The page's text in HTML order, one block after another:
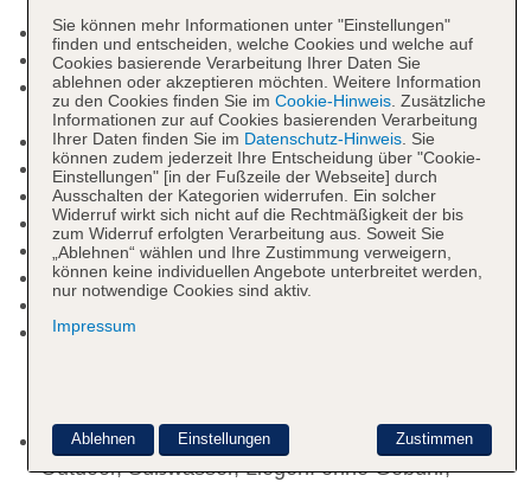
Check-in Zeit ab 15:00 Uhr
Check-out Zeit bis 12:00 Uhr
Late Check-out: gegen Gebühr, Anfrage
notwendig
Hoteleröffnung: 2005
Letzte Komplettrenovierung: 2005
Rezeption: Sprachen: deutsch, englisch, spanisch
Gästebetreuung
Lift
Gartenanlage, Sonnenterrasse
Pool „Piscina Vulcano“: ohne Gebühr, Outdoor,
Kinderpool „Piscina Infantil“: ohne Gebühr,
Outdoor, Süßwasser, Liegen: ohne Gebühr,
Sie können mehr Informationen unter "Einstellungen"
finden und entscheiden, welche Cookies und welche auf
Cookies basierende Verarbeitung Ihrer Daten Sie
ablehnen oder akzeptieren möchten. Weitere Information
zu den Cookies finden Sie im Cookie-Hinweis. Zusätzliche
Informationen zur auf Cookies basierenden Verarbeitung
Ihrer Daten finden Sie im Datenschutz-Hinweis. Sie
können zudem jederzeit Ihre Entscheidung über "Cookie-
Einstellungen" [in der Fußzeile der Webseite] durch
Ausschalten der Kategorien widerrufen. Ein solcher
Widerruf wirkt sich nicht auf die Rechtmäßigkeit der bis
zum Widerruf erfolgten Verarbeitung aus. Soweit Sie
„Ablehnen“ wählen und Ihre Zustimmung verweigern,
können keine individuellen Angebote unterbreitet werden,
nur notwendige Cookies sind aktiv.
Impressum
Zustimmen
Ablehnen Einstellungen